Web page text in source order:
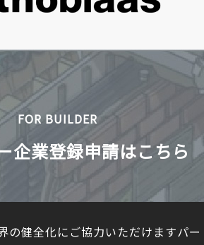
FOR BUILDER
企業登録申請はこちら
の健全化にご協力いただけますパ